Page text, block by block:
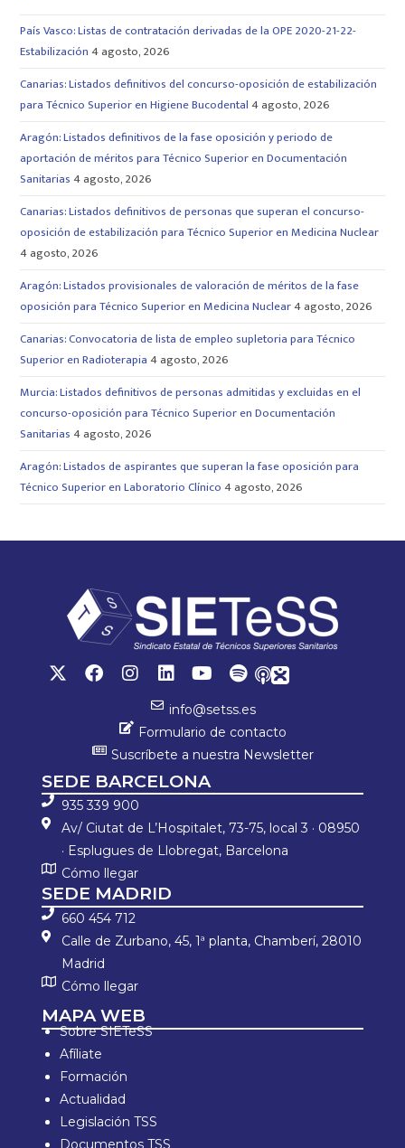
País Vasco: Listas de contratación derivadas de la OPE 2020-21-22-
Estabilización 4 agosto, 2026
Canarias: Listados definitivos del concurso-oposición de estabilización
para Técnico Superior en Higiene Bucodental 4 agosto, 2026
Aragón: Listados definitivos de la fase oposición y periodo de
aportación de méritos para Técnico Superior en Documentación
Sanitarias 4 agosto, 2026
Canarias: Listados definitivos de personas que superan el concurso-
oposición de estabilización para Técnico Superior en Medicina Nuclear
4 agosto, 2026
Aragón: Listados provisionales de valoración de méritos de la fase
oposición para Técnico Superior en Medicina Nuclear4 agosto, 2026
Canarias: Convocatoria de lista de empleo supletoria para Técnico
Superior en Radioterapia 4 agosto, 2026
Murcia: Listados definitivos de personas admitidas y excluidas en el
concurso-oposición para Técnico Superior en Documentación
Sanitarias 4 agosto, 2026
Aragón: Listados de aspirantes que superan la fase oposición para
Técnico Superior en Laboratorio Clínico 4 agosto, 2026
info@setss.es
Formulario de contacto
Suscríbete a nuestra Newsletter
SEDE BARCELONA
935 339 900
Av/ Ciutat de L’Hospitalet, 73-75, local 3 · 08950
· Esplugues de Llobregat, Barcelona
Cómo llegar
SEDE MADRID
660 454 712
Calle de Zurbano, 45, 1ª planta, Chamberí, 28010
Madrid
Cómo llegar
MAPA WEB
Sobre SIETeSS
Afíliate
Formación
Actualidad
Legislación TSS
Documentos TSS